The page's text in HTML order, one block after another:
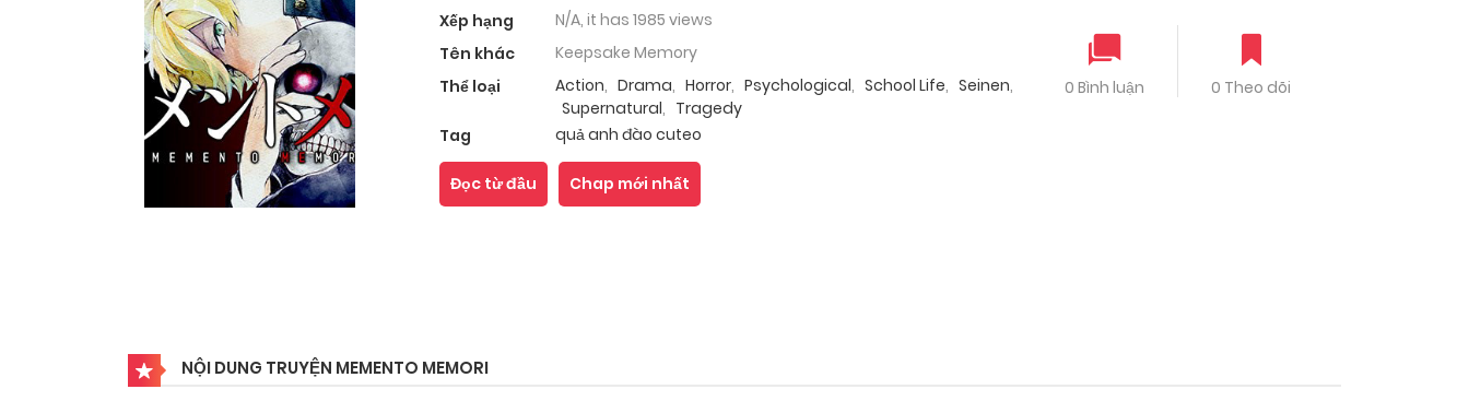
Xếp hạng
N/A, it has 1985 views
Tên khác
Keepsake Memory
Thể loại
Action, Drama, Horror, Psychological, School Life, Seinen,
Supernatural, Tragedy
Tag
quả anh đào cuteo
0 Bình luận 0 Theo dõi
Đọc từ đầu Chap mới nhất
NỘI DUNG TRUYỆN MEMENTO MEMORI